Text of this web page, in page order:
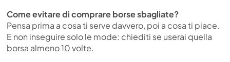
Come evitare di comprare borse sbagliate?
Pensa prima a cosa ti serve davvero, poi a cosa ti piace.
E non inseguire solo le mode: chiediti se userai quella
borsa almeno 10 volte.